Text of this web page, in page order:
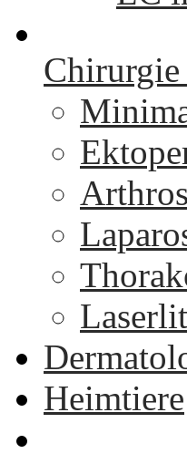
Heimtiere